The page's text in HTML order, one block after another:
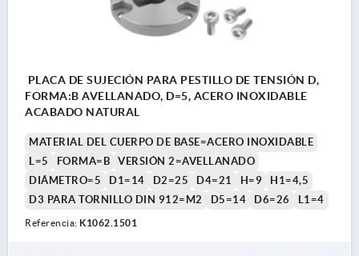
PLACA DE SUJECIÓN PARA PESTILLO DE TENSIÓN D,
FORMA:B AVELLANADO, D=5, ACERO INOXIDABLE
ACABADO NATURAL
MATERIAL DEL CUERPO DE BASE=ACERO INOXIDABLE
L=5
FORMA=B
VERSIÓN 2=AVELLANADO
DIÁMETRO=5
D1=14 D2=25 D4=21 H=9
H1=4,5
D3 PARA TORNILLO DIN 912=M2
D5=14 D6=26 L1=4
Referencia: K1062.1501